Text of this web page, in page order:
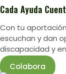
Cada Ayuda
Con tu
escuchan y dan
discapacidad y
Colabora